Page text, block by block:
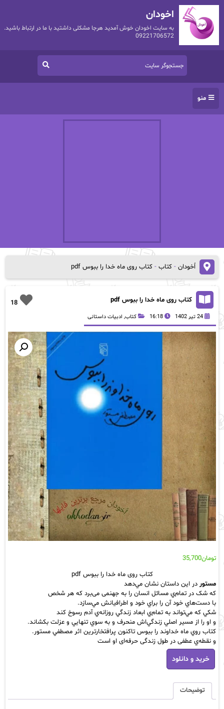
اخودان
به سایت اخودان خوش آمدید هرجا مشکلی داشتید با ما در ارتباط باشید.
09221706572
منو
اُخودان- کتاب- کتاب روی ماه خدا را ببوس pdf
18 کتاب روی ماه خدا را ببوس pdf
24 تیر 1402 16:18 کتاب, ادبیات داستانی
تومان35,700
کتاب روی ماه خدا را ببوس pdf
مستوردر اين داستان نشان مي‌دهد
كه شک در تمام‌ي مسائل انسان را به جهنمی می‌برد که هر شخص
با دست‌هاي خود آن را براي خود و اطرافيانش مي‌سازد.
شكي كه مي‌تواند به تمام‌ي ابعاد زندگي روزانه‌ي آدم رسوخ كند
و او را از مسير اصلي زندگي‌اش منحرف و به سوي تنهايي و عزلت بكشاند.
كتاب روي ماه خداوند را ببوس تاکنون پرافتخار‌ترین اثر مصطفي مستور.
و نقطه‌ي عطفی در طول زندگی حرفه‌ای او است
کتاب
روی
ماه
ببوس
خرید و دانلود
توضیحات